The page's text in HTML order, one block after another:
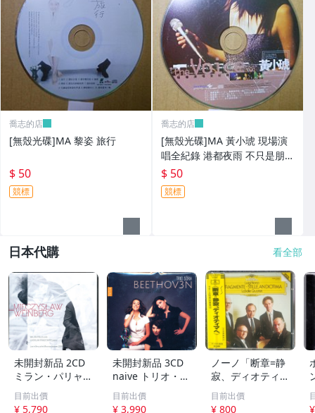
喬志的店
[無殼光碟]MA 黎姿 旅行
$ 50
競標
喬志的店
[無殼光碟]MA 黃小琥 現場演
唱全紀錄 港都夜雨 不只是朋友
我要我們在一起
$ 50
競標
日本代購 看全部
未開封新品 2CD
ミラン・パリャ,
ラディスラフ・フ
ァンゾヴィッツ -
目前出價
¥ 5,790
未開封新品 3CD
naive トリオ・ソ
ーラ/Trio Sora -
ベートーヴェン：
目前出價
¥ 3,990
ノーノ「断章=静
寂、ディオティマ
へ」ラサール弦楽
四重奏団
目前出價
¥ 800